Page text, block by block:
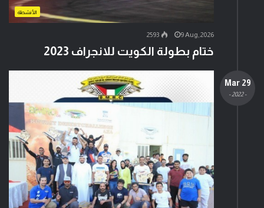
الأنشطة
9 Aug,2026
2593
ختام بطولة الكويت للانجراف 2023
29 Mar
- 2022 -